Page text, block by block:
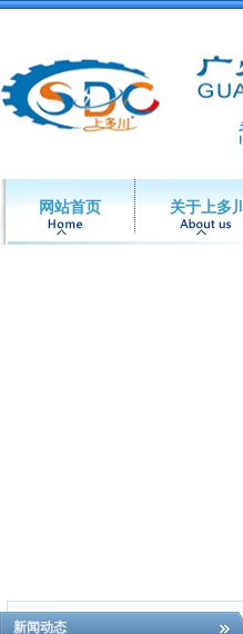
网站首页 关于上多川
新闻动态